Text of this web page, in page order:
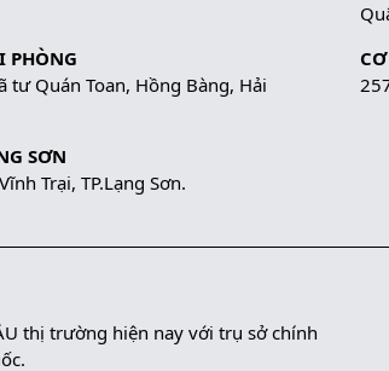
PHÒNG
tư Quán Toan, Hồng Bàng, Hải
SƠN
Trại, TP.Lạng Sơn.
thị trường hiện nay với trụ sở chính